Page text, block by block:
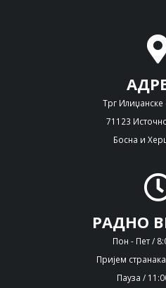
Трг
71123
Босна и
РАДНО
Пон - Пет /
Пријем
Пауза /